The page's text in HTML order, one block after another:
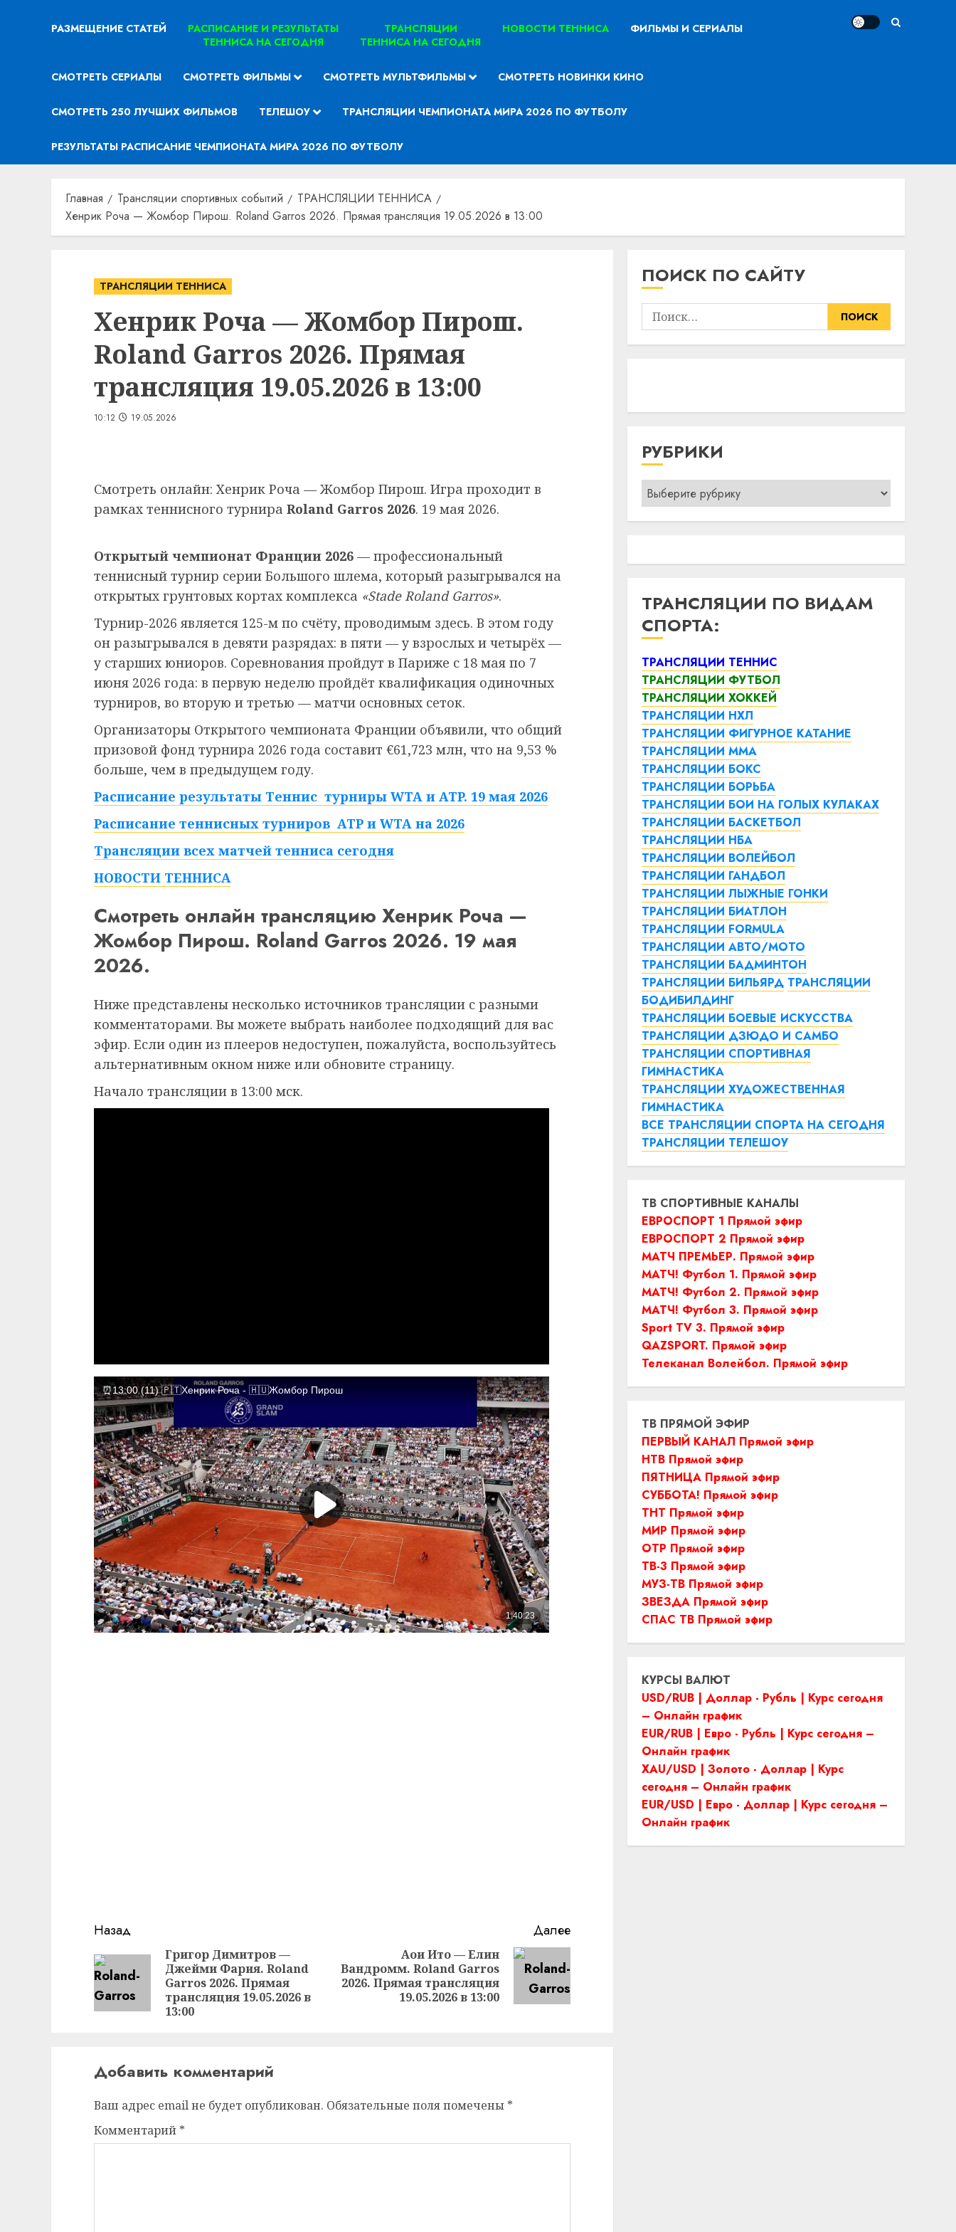
РАЗМЕЩЕНИЕ СТАТЕЙ
РАСПИСАНИЕ И РЕЗУЛЬТАТЫ
ТЕННИСА НА СЕГОДНЯ
ТРАНСЛЯЦИИ
ТЕННИСА НА СЕГОДНЯ
НОВОСТИ ТЕННИСА ФИЛЬМЫ И СЕРИАЛЫ
СМОТРЕТЬ СЕРИАЛЫ СМОТРЕТЬ ФИЛЬМЫ СМОТРЕТЬ МУЛЬТФИЛЬМЫ СМОТРЕТЬ НОВИНКИ КИНО
СМОТРЕТЬ 250 ЛУЧШИХ ФИЛЬМОВ ТЕЛЕШОУ ТРАНСЛЯЦИИ ЧЕМПИОНАТА МИРА 2026 ПО ФУТБОЛУ
РЕЗУЛЬТАТЫ РАСПИСАНИЕ ЧЕМПИОНАТА МИРА 2026 ПО ФУТБОЛУ
Главная Трансляции спортивных событий
ТРАНСЛЯЦИИ ТЕННИСА
Хенрик Роча — Жомбор Пирош. Roland Garros 2026. Прямая трансляция 19.05.2026 в 13:00
ТРАНСЛЯЦИИ ТЕННИСА
Хенрик Роча — Жомбор Пирош.
Roland Garros 2026. Прямая
трансляция 19.05.2026 в 13:00
10:12 19.05.2026
Смотреть онлайн: Хенрик Роча — Жомбор Пирош. Игра проходит в
рамках теннисного турнира Roland Garros 2026. 19 мая 2026.
Открытый чемпионат Франции 2026 — профессиональный
теннисный турнир серии Большого шлема, который разыгрывался на
открытых грунтовых кортах комплекса «Stade Roland Garros».
Турнир-2026 является 125-м по счёту, проводимым здесь. В этом году
он разыгрывался в девяти разрядах: в пяти — у взрослых и четырёх —
у старших юниоров. Соревнования пройдут в Париже с 18 мая по 7
июня 2026 года: в первую неделю пройдёт квалификация одиночных
турниров, во вторую и третью — матчи основных сеток.
Организаторы Открытого чемпионата Франции объявили, что общий
призовой фонд турнира 2026 года составит €61,723 млн, что на 9,53 %
больше, чем в предыдущем году.
Расписание результаты Теннис турниры WTA и ATP. 19 мая 2026
Расписание теннисных турниров ATP и WTA на 2026
Трансляции всех матчей тенниса сегодня
НОВОСТИ ТЕННИСА
Смотреть онлайн трансляцию Хенрик Роча —
Жомбор Пирош. Roland Garros 2026. 19 мая
2026.
Ниже представлены несколько источников трансляции с разными
комментаторами. Вы можете выбрать наиболее подходящий для вас
эфир. Если один из плееров недоступен, пожалуйста, воспользуйтесь
альтернативным окном ниже или обновите страницу.
Начало трансляции в 13:00 мск.
Продолжить
чтение
Назад
Предыдущая
Григор Димитров —
Джейми Фария. Roland
Garros 2026. Прямая
трансляция 19.05.2026 в
13:00
Далее
Следующая
запись:
Аои Ито — Елин
Вандромм. Roland Garros
2026. Прямая трансляция
19.05.2026 в 13:00
Добавить комментарий
Ваш адрес email не будет опубликован. Обязательные поля помечены *
Комментарий *
ПОИСК ПО САЙТУ
Найти:
РУБРИКИ
Рубрики
ТРАНСЛЯЦИИ ПО ВИДАМ
СПОРТА:
ТРАНСЛЯЦИИ ТЕННИС
ТРАНСЛЯЦИИ ФУТБОЛ
ТРАНСЛЯЦИИ ХОККЕЙ
ТРАНСЛЯЦИИ НХЛ
ТРАНСЛЯЦИИ ФИГУРНОЕ КАТАНИЕ
ТРАНСЛЯЦИИ ММА
ТРАНСЛЯЦИИ БОКС
ТРАНСЛЯЦИИ БОРЬБА
ТРАНСЛЯЦИИ БОИ НА ГОЛЫХ КУЛАКАХ
ТРАНСЛЯЦИИ БАСКЕТБОЛ
ТРАНСЛЯЦИИ НБА
ТРАНСЛЯЦИИ ВОЛЕЙБОЛ
ТРАНСЛЯЦИИ ГАНДБОЛ
ТРАНСЛЯЦИИ ЛЫЖНЫЕ ГОНКИ
ТРАНСЛЯЦИИ БИАТЛОН
ТРАНСЛЯЦИИ FORMULA
ТРАНСЛЯЦИИ АВТО/МОТО
ТРАНСЛЯЦИИ БАДМИНТОН
ТРАНСЛЯЦИИ БИЛЬЯРД ТРАНСЛЯЦИИ
БОДИБИЛДИНГ
ТРАНСЛЯЦИИ БОЕВЫЕ ИСКУССТВА
ТРАНСЛЯЦИИ ДЗЮДО И САМБО
ТРАНСЛЯЦИИ СПОРТИВНАЯ
ГИМНАСТИКА
ТРАНСЛЯЦИИ ХУДОЖЕСТВЕННАЯ
ГИМНАСТИКА
ВСЕ ТРАНСЛЯЦИИ СПОРТА НА СЕГОДНЯ
ТРАНСЛЯЦИИ ТЕЛЕШОУ
ТВ СПОРТИВНЫЕ КАНАЛЫ
ЕВРОСПОРТ 1 Прямой эфир
ЕВРОСПОРТ 2 Прямой эфир
МАТЧ ПРЕМЬЕР. Прямой эфир
МАТЧ! Футбол 1. Прямой эфир
МАТЧ! Футбол 2. Прямой эфир
МАТЧ! Футбол 3. Прямой эфир
Sport TV 3. Прямой эфир
QAZSPORT. Прямой эфир
Телеканал Волейбол. Прямой эфир
ТВ ПРЯМОЙ ЭФИР
ПЕРВЫЙ КАНАЛ Прямой эфир
НТВ Прямой эфир
ПЯТНИЦА Прямой эфир
СУББОТА! Прямой эфир
ТНТ Прямой эфир
МИР Прямой эфир
ОТР Прямой эфир
ТВ-3 Прямой эфир
МУЗ-ТВ Прямой эфир
ЗВЕЗДА Прямой эфир
СПАС ТВ Прямой эфир
КУРСЫ ВАЛЮТ
USD/RUB | Доллар - Рубль | Курс сегодня
– Онлайн график
EUR/RUB | Евро - Рубль | Курс сегодня –
Онлайн график
XAU/USD | Золото - Доллар | Курс
сегодня – Онлайн график
EUR/USD | Евро - Доллар | Курс сегодня –
Онлайн график